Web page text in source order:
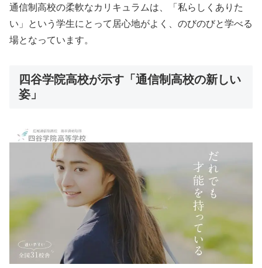
通信制高校の柔軟なカリキュラムは、「私らしくありた
い」という学生にとって居心地がよく、のびのびと学べる
場となっています。
四谷学院高校が示す「通信制高校の新しい
姿」